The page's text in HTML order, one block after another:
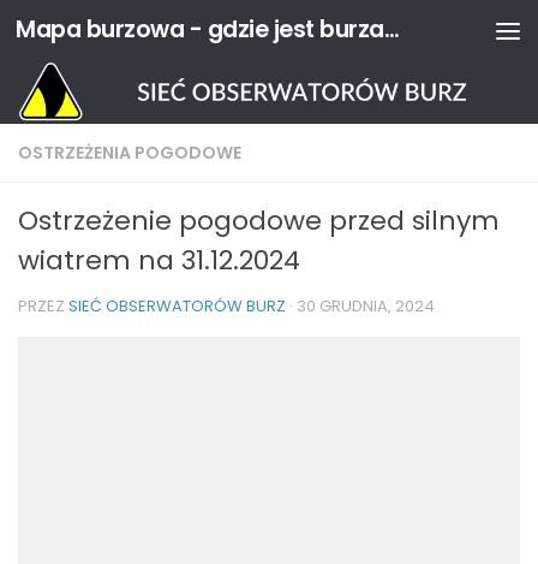
Przejdź do treści Mapa burzowa - gdzie jest burza? | Sieć Obserwatorów Burz
OSTRZEŻENIA POGODOWE
Ostrzeżenie pogodowe przed silnym
wiatrem na 31.12.2024
PRZEZ SIEĆ OBSERWATORÓW BURZ · 30 GRUDNIA, 2024